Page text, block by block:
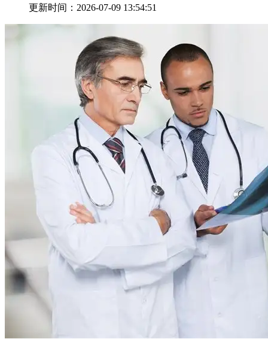
更新时间：2026-07-09 13:54:51